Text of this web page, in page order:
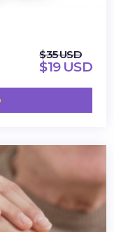
$35 USD
$19 USD